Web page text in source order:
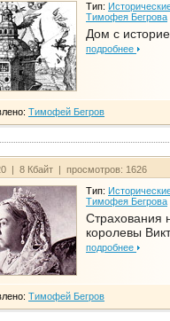
Тип:
Тимофея Бегрова
Дом с
подробнее
Тимофей Бегров
| 8 Кбайт | просмотров: 1626
Тип:
Тимофея Бегрова
Страхования
королевы
подробнее
Тимофей Бегров